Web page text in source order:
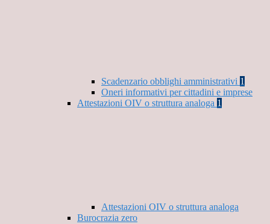
Scadenzario obblighi amministrativi 1
Oneri informativi per cittadini e imprese
Attestazioni OIV o struttura analoga 1
Attestazioni OIV o struttura analoga
Burocrazia zero